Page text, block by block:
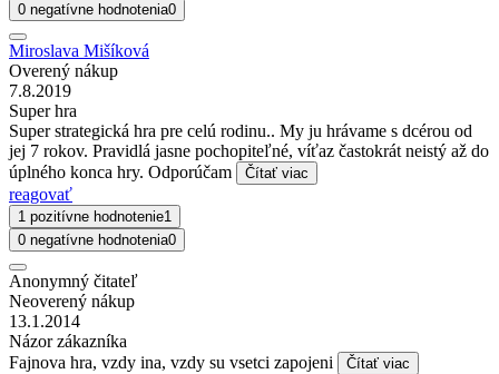
0 negatívne hodnotenia0
Miroslava Mišíková
Overený nákup
7.8.2019
Super hra
Super strategická hra pre celú rodinu.. My ju hrávame s dcérou od
jej 7 rokov. Pravidlá jasne pochopiteľné, víťaz častokrát neistý až do
úplného konca hry. Odporúčam
Čítať viac
reagovať
1 pozitívne hodnotenie1
0 negatívne hodnotenia0
Anonymný čitateľ
Neoverený nákup
13.1.2014
Názor zákazníka
Fajnova hra, vzdy ina, vzdy su vsetci zapojeni
Čítať viac